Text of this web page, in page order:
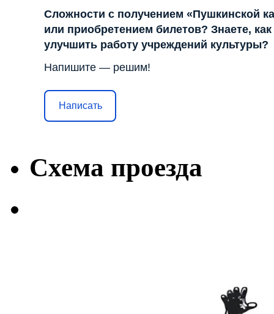
Сложности с получением «Пушкинской
или приобретением билетов? Знаете, как
улучшить работу учреждений культуры?
Напишите — решим!
Написать
Схема проезда